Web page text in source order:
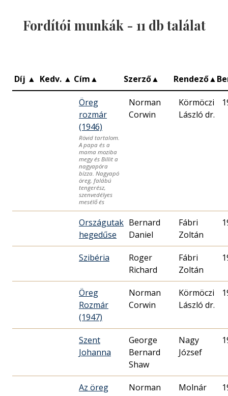
Fordítói munkák - 11 db találat
Díj ▲ Kedv. ▲ Cím▲ Szerző▲ Rendező▲
Öreg
rozmár
(1946)
Rövid tartalom.
A papa és a
mama moziba
megy és Billit a
nagyapóra
bízza. Nagyapó
öreg, falábú
tengerész,
szenvedélyes
mesélő és
Norman
Corwin
Körmöczi
László dr.
Országutak
hegedűse
Bernard
Daniel
Fábri
Zoltán
Szibéria
Roger
Richard
Fábri
Zoltán
Öreg
Rozmár
(1947)
Norman
Corwin
Körmöczi
László dr.
Szent
Johanna
George
Bernard
Shaw
Nagy
József
Az öreg
Norman
Molnár